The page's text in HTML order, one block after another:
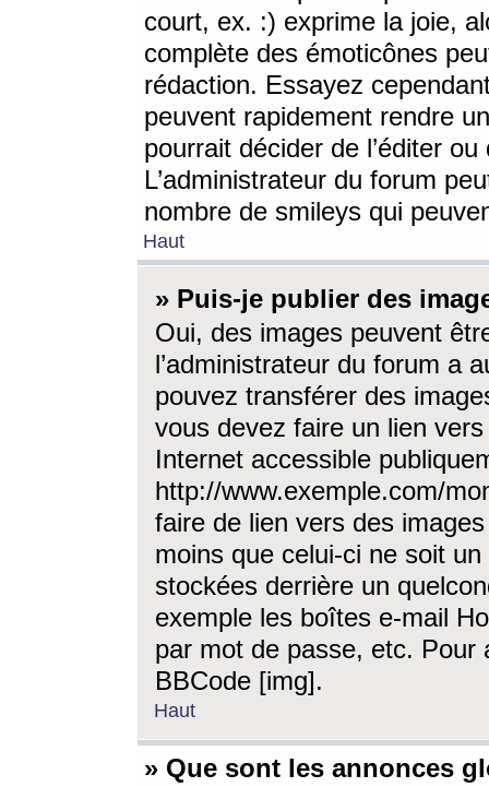
court, ex. :) exprime la joie,
complète des émoticônes
rédaction. Essayez
peuvent rapidement rendre
pourrait décider de l’éditer
L’administrateur du forum
nombre de smileys qui
Haut
» Puis-je publier des
Oui, des images peuvent
l’administrateur du forum a
pouvez transférer des
vous devez faire un lien
Internet accessible
http://www.exemple.com/
faire de lien vers des
moins que celui-ci ne soit
stockées derrière un
exemple les boîtes e-mail
par mot de passe, etc. Pour
BBCode [img].
Haut
» Que sont les annonces